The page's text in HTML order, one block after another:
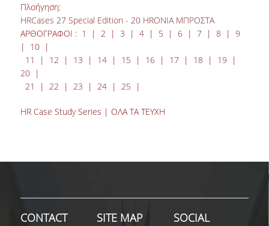
Πλοήγηση:
HRCases 27 Special Edition - 20 HRΟΝΙΑ ΜΠΡΟΣΤΑ
ΑΡΘΟΓΡΑΦΟΙ :1 | 2 | 3 | 4 | 5 | 6 | 7 | 8 | 9
|
10 |
11
| 12 | 13 | 14 | 15 | 16 | 17 | 18 | 19
|
20 |
21
| 22 | 23 | 24 | 25 |
HR Case Study Series | ΟΛΑ ΤΑ ΤΕΥΧΗ
CONTACT SITE MAP
SOCIAL